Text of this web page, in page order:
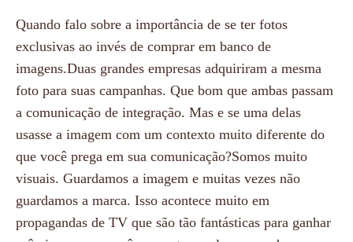
Quando falo sobre a importância de se ter fotos
exclusivas ao invés de comprar em banco de
imagens.Duas grandes empresas adquiriram a mesma
foto para suas campanhas. Que bom que ambas passam
a comunicação de integração. Mas e se uma delas
usasse a imagem com um contexto muito diferente do
que você prega em sua comunicação?Somos muito
visuais. Guardamos a imagem e muitas vezes não
guardamos a marca. Isso acontece muito em
propagandas de TV que são tão fantásticas para ganhar